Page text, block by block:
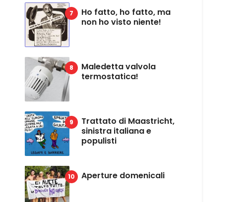
Ho fatto, ho fatto, ma
non ho visto niente!
Maledetta valvola
termostatica!
Trattato di Maastricht,
sinistra italiana e
populisti
Aperture domenicali